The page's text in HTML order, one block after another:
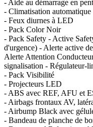
- Aide au démarrage en
- Climatisation automatique
- Feux diurnes à LED
- Pack Color Noir
- Pack Safety - Active
d'urgence) - Alerte active
Alerte Attention
signalisation - Régulateur-
- Pack Visibilité
- Projecteurs LED
- ABS avec REF, AFU et
- Airbags frontaux AV,
- Airbump Black avec
- Bandeau de planche de